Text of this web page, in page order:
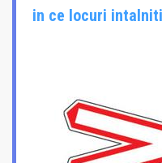
in ce locuri